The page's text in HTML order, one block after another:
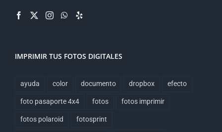
IMPRIMIR TUS FOTOS DIGITALES
ayuda color documento dropbox efecto
foto pasaporte 4x4 fotos fotos imprimir
fotos polaroid fotosprint